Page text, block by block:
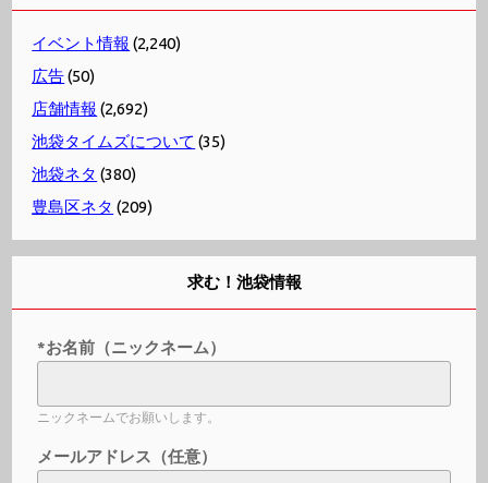
イベント情報 (2,240)
広告(50)
店舗情報 (2,692)
池袋タイムズについて (35)
池袋ネタ (380)
豊島区ネタ (209)
求む！池袋情報
*お名前（ニックネーム）
ニックネームでお願いします。
メールアドレス（任意）